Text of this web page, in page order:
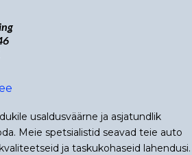
usaldusväärne ja asjatundlik
Meie spetsialistid seavad teie auto
ja taskukohaseid lahendusi.